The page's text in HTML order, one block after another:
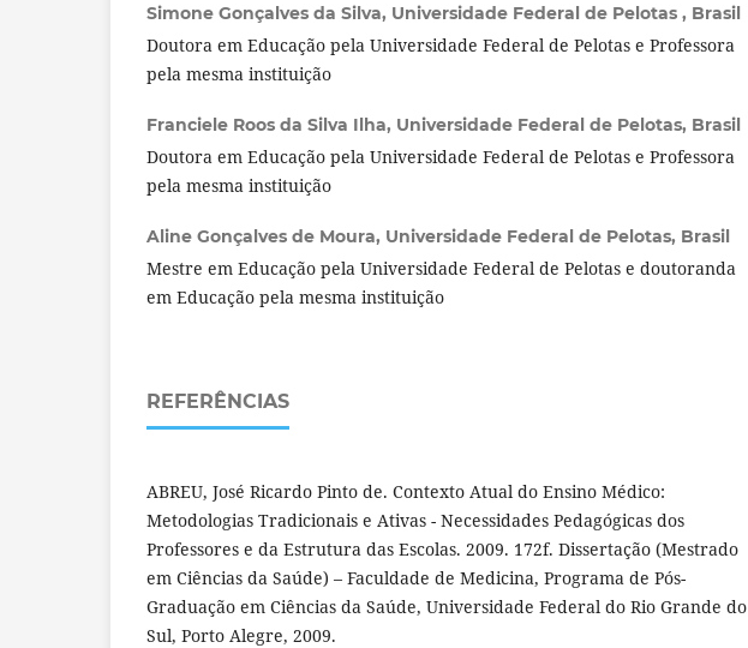
Simone Gonçalves da Silva, Universidade Federal de Pelotas , Brasil
Doutora em Educação pela Universidade Federal de Pelotas e Professora
pela mesma instituição
Franciele Roos da Silva Ilha, Universidade Federal de Pelotas, Brasil
Doutora em Educação pela Universidade Federal de Pelotas e Professora
pela mesma instituição
Aline Gonçalves de Moura, Universidade Federal de Pelotas, Brasil
Mestre em Educação pela Universidade Federal de Pelotas e doutoranda
em Educação pela mesma instituição
REFERÊNCIAS
ABREU, José Ricardo Pinto de. Contexto Atual do Ensino Médico:
Metodologias Tradicionais e Ativas - Necessidades Pedagógicas dos
Professores e da Estrutura das Escolas. 2009. 172f. Dissertação (Mestrado
em Ciências da Saúde) – Faculdade de Medicina, Programa de Pós-
Graduação em Ciências da Saúde, Universidade Federal do Rio Grande do
Sul, Porto Alegre, 2009.